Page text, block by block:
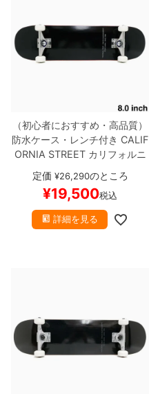
（初心者におすすめ・高品質）
防水ケース・レンチ付き CALIF
ORNIA STREETカリフォルニ
アストリート
スケートボード完成品 SIMP
LE BLACK 8.0スケートボード
スケボー
定価 ¥26,290のところ
¥19,500税込
詳細を見る